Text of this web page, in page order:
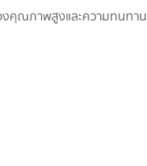
งคุณภาพสูงและความทน